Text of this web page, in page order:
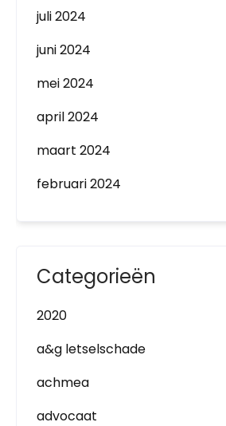
juli 2024
juni 2024
mei 2024
april 2024
maart 2024
februari 2024
Categorieën
2020
a&g letselschade
achmea
advocaat